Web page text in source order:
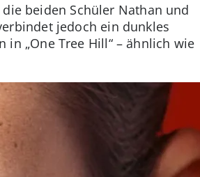
beiden Schüler Nathan und
jedoch ein dunkles
„One Tree Hill“ – ähnlich wie